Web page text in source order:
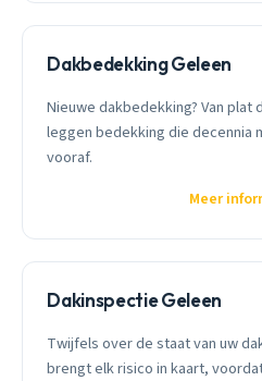
Dakbedekking Geleen
Nieuwe dakbedekking? Van plat
leggen bedekking die decennia
vooraf.
Meer
Dakinspectie Geleen
Twijfels over de staat van uw
brengt elk risico in kaart,